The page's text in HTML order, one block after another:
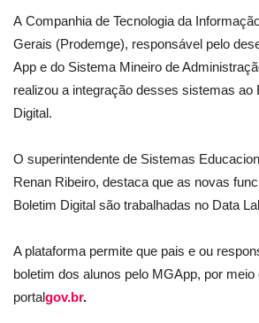
A Companhia de Tecnologia da
Gerais (Prodemge), responsável pelo
App e do Sistema Mineiro de
realizou a integração desses sistemas ao
Digital.
O superintendente de Sistemas
Renan Ribeiro, destaca que as novas
Boletim Digital são trabalhadas no Data
A plataforma permite que pais e ou
boletim dos alunos pelo MGApp, por
portalgov.br.